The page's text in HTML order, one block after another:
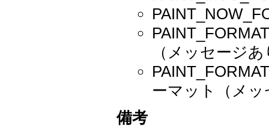
（メッセージ
ーマット（メ
備考